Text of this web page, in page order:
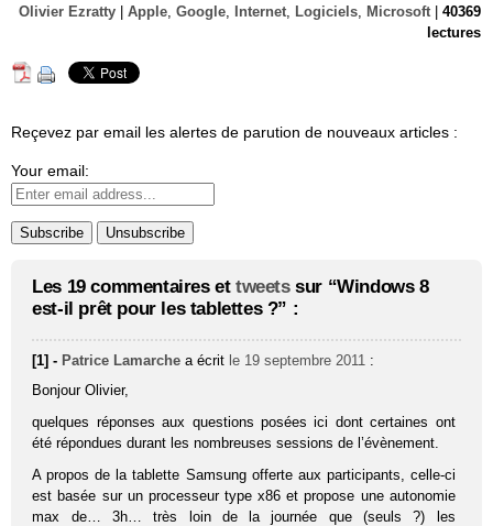
Olivier Ezratty
Apple Google Internet Logiciels Microsoft
40369
lectures
Reçevez par email les alertes de parution de nouveaux articles :
Your email:
Les 19 commentaires et tweetssur “Windows 8
est-il prêt pour les tablettes ?” :
[1] - Patrice Lamarche a écrit le 19 septembre 2011 :
Bonjour Olivier,
quelques réponses aux questions posées ici dont certaines ont
été répondues durant les nombreuses sessions de l’évènement.
A propos de la tablette Samsung offerte aux participants, celle-ci
est basée sur un processeur type x86 et propose une autonomie
max de… 3h… très loin de la journée que (seuls ?) les